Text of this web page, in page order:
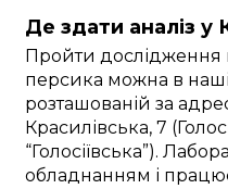
Де здати аналіз у
Пройти дослідження
персика можна в
розташованій за
Красилівська, 7
“Голосіївська”).
обладнанням і